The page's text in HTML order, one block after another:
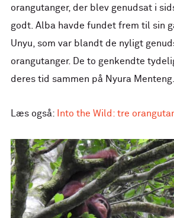
orangutanger, der blev genudsat i
godt. Alba havde fundet frem til sin
Unyu, som var blandt de nyligt
orangutanger. De to genkendte
deres tid sammen på Nyura Menteng.
Læs også: Into the Wild: tre